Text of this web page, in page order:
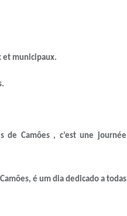
municipaux.
de Camões , c’est une journée
é um dia dedicado a todas